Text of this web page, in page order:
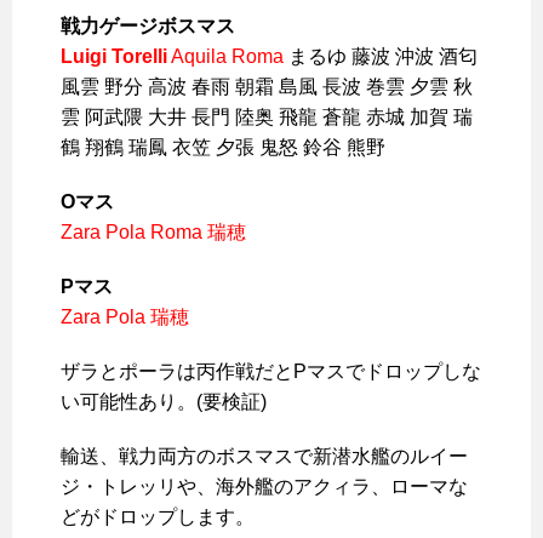
戦力ゲージボスマス
Luigi TorelliAquila Roma まるゆ 藤波 沖波 酒匂
風雲 野分 高波 春雨 朝霜 島風 長波 巻雲 夕雲 秋
雲 阿武隈 大井 長門 陸奥 飛龍 蒼龍 赤城 加賀 瑞
鶴 翔鶴 瑞鳳 衣笠 夕張 鬼怒 鈴谷 熊野
Oマス
Zara Pola Roma 瑞穂
Pマス
Zara Pola 瑞穂
ザラとポーラは丙作戦だとPマスでドロップしな
い可能性あり。(要検証)
輸送、戦力両方のボスマスで新潜水艦のルイー
ジ・トレッリや、海外艦のアクィラ、ローマな
どがドロップします。